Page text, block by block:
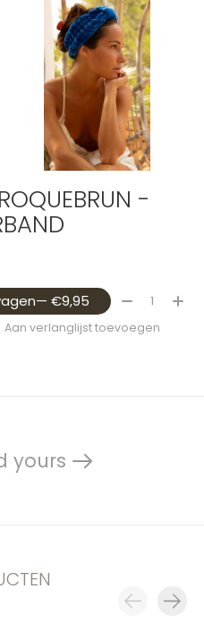
-
— €9,95 Aantal:
Aan verlanglijst toevoegen
yours